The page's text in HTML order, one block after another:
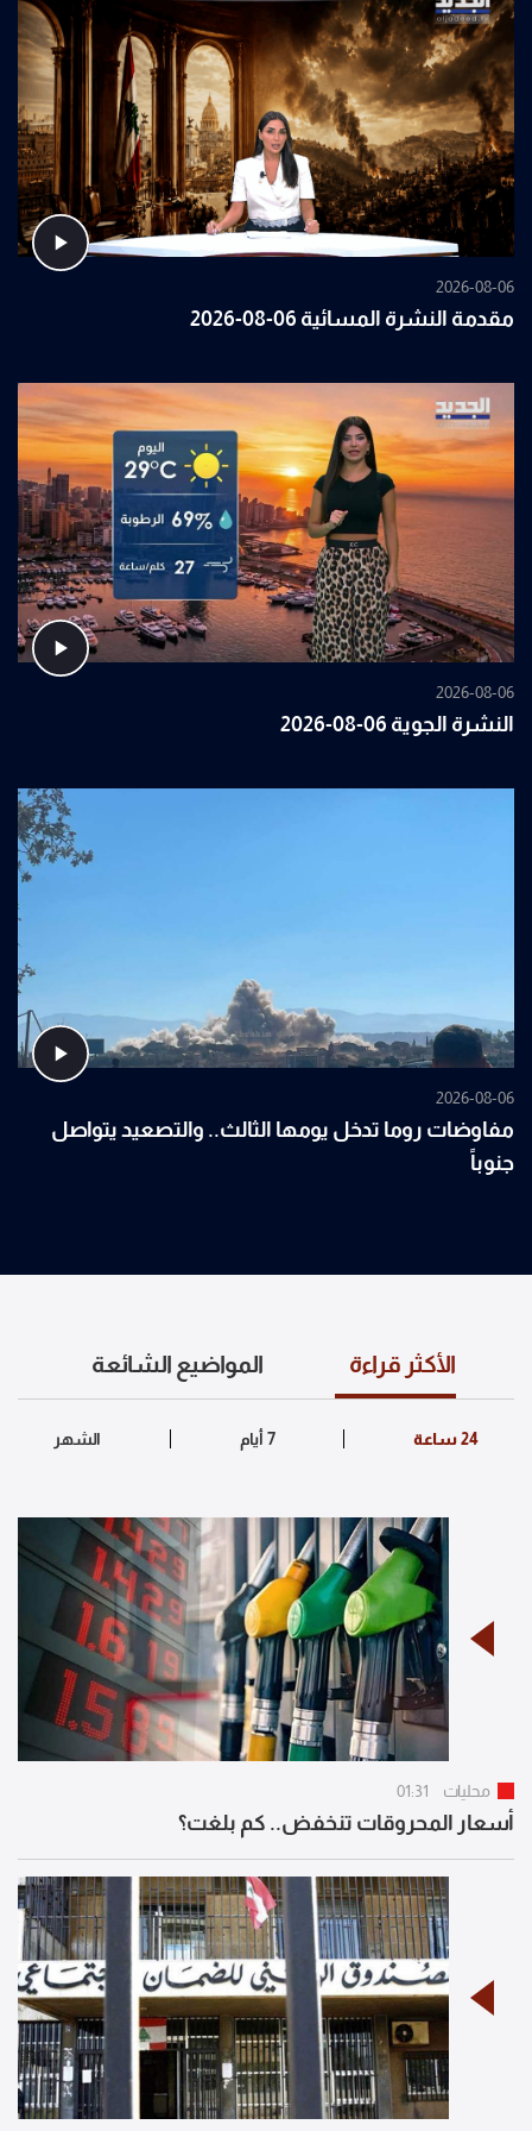
2026-08-06
مقدمة النشرة المسائية 06-08-2026
2026-08-06
النشرة الجوية 06-08-2026
2026-08-06
مفاوضات روما تدخل يومها الثالث.. والتصعيد يتواصل
جنوباً
الأكثر قراءة المواضيع الشائعة
محليات 01:31
أسعار المحروقات تنخفض.. كم بلغت؟